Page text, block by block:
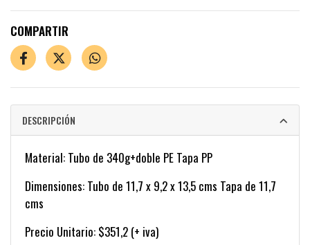
COMPARTIR
DESCRIPCIÓN
Material: Tubo de 340g+doble PE Tapa PP
Dimensiones: Tubo de 11,7 x 9,2 x 13,5 cms Tapa de 11,7
cms
Precio Unitario: $351,2 (+ iva)